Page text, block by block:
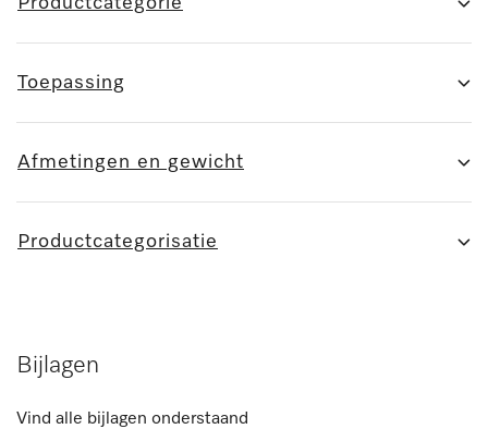
Toepassing
Afmetingen en gewicht
Productcategorisatie
Bijlagen
Vind alle bijlagen onderstaand